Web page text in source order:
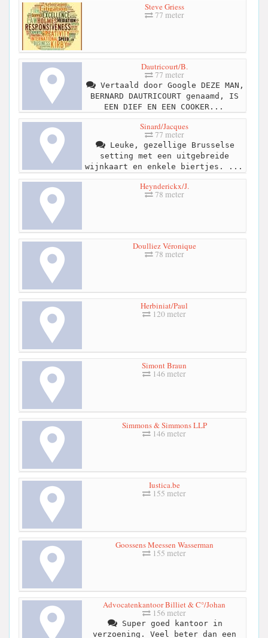
Steve Griess
77 meter
Dautricourt/B.
77 meter
Vertaald door Google DEZE MAN,
BERNARD DAUTRICOURT genaamd, IS
EEN DIEF EN EEN COOKER...
Sinard/Jacques
77 meter
Leuke, gezellige Brusselse
setting met een uitgebreide
wijnkaart en enkele biertjes. ...
Heynderickx/J.
78 meter
Doulliez Véronique
78 meter
Herbiniat/Paul
120 meter
Simont Braun
146 meter
Simmons & Simmons LLP
146 meter
Iustica.be
155 meter
Goossens Meessen Wasserman
155 meter
Advocatenkantoor Billiet & C°/Johan
156 meter
Super goed kantoor in
verzoening. Veel beter dan een